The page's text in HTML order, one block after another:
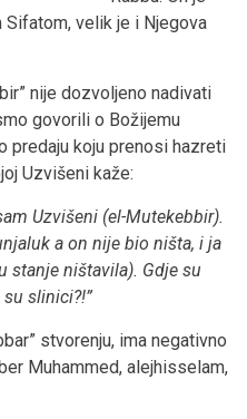
velik je i Njegova
nije dozvoljeno nadivati
govorili o Božijemu
predaju koju prenosi hazreti
Uzvišeni kaže:
Uzvišeni (el-Mutekebbir).
a on nije bio ništa, i ja
stanje ništavila). Gdje su
slinici?!”
stvorenju, ima negativno
Muhammed, alejhisselam,